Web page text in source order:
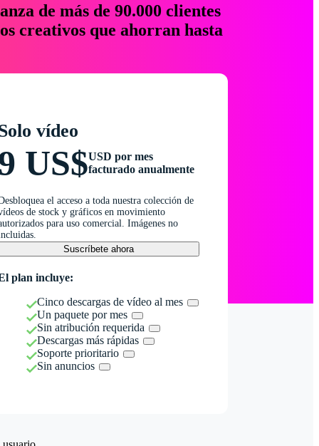
de más de 90.000 clientes
creativos que ahorran hasta
vídeo
US$USD por mes
facturado anualmente
el acceso a toda nuestra colección de
de stock y gráficos en movimiento
para uso comercial. Imágenes no
Suscríbete ahora
plan incluye:
Cinco descargas de vídeo al mes
Un paquete por mes
Sin atribución requerida
Descargas más rápidas
Soporte prioritario
Sin anuncios